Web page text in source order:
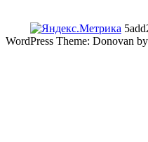
WordPress Theme: Donovan by